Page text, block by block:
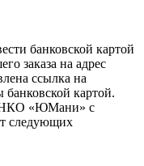
банковской картой
заказа на адрес
ссылка на
картой.
НКО «ЮМани» с
следующих